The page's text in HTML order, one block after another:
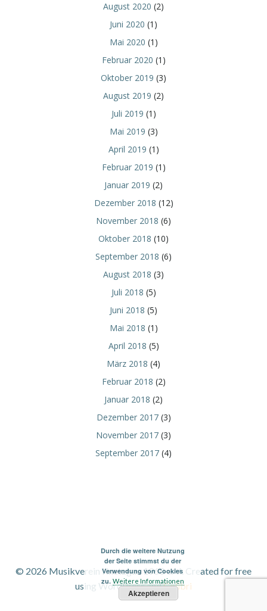
August 2020 (2)
Juni 2020 (1)
Mai 2020 (1)
Februar 2020 (1)
Oktober 2019 (3)
August 2019 (2)
Juli 2019 (1)
Mai 2019 (3)
April 2019 (1)
Februar 2019 (1)
Januar 2019 (2)
Dezember 2018 (12)
November 2018 (6)
Oktober 2018 (10)
September 2018 (6)
August 2018 (3)
Juli 2018 (5)
Juni 2018 (5)
Mai 2018 (1)
April 2018 (5)
März 2018 (4)
Februar 2018 (2)
Januar 2018 (2)
Dezember 2017(3)
November 2017 (3)
September 2017 (4)
© 2026 Musikverein Knetzgau 1960 e. V.. Created for free
using WordPress andColibri
Durch die weitere Nutzung
der Seite stimmst du der
Verwendung von Cookies
zu. Weitere Informationen
Akzeptieren